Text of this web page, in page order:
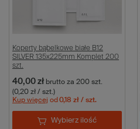
Koperty bąbelkowe białe B12
SILVER 135x225mm Komplet 200
szt.
40,00 zł brutto za 200 szt.
(0,20 zł / szt.)
Kup więcej od 0,18 zł / szt.
Wybierz ilość